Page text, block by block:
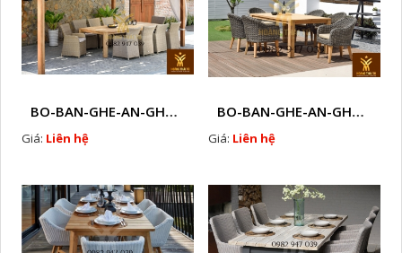
BO-BAN-GHE-AN-GHE-CAFE-MAY-NHUA-NGOAI-TROI-W106
Giá: Liên hệ
BO-BAN-GHE-AN-GHE-CAFE-MAY-NHUA-NGOAI-TROI-W107
Giá: Liên hệ